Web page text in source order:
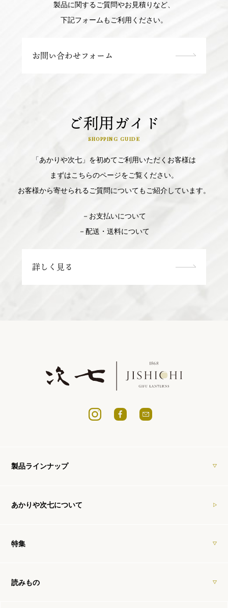
製品に関するご質問やお見積りなど、
下記フォームもご利用ください。
お問い合わせフォーム
ご利用ガイド
SHOPPING GUIDE
「あかりや次七」を初めてご利用いただくお客様は
まずはこちらのページをご覧ください。
お客様から寄せられるご質問についてもご紹介しています。
－お支払いについて
－配送・送料について
詳しく見る
製品ラインナップ
あかりや次七について
特集
読みもの